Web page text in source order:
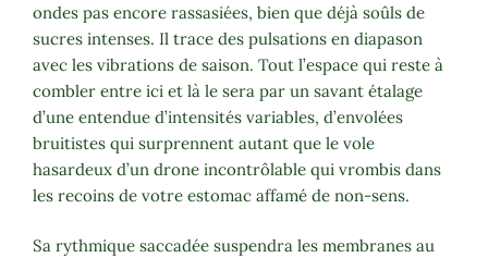
ondes pas encore rassasiées, bien que déjà soûls de
sucres intenses. Il trace des pulsations en diapason
avec les vibrations de saison. Tout l’espace qui reste à
combler entre ici et là le sera par un savant étalage
d’une entendue d’intensités variables, d’envolées
bruitistes qui surprennent autant que le vole
hasardeux d’un drone incontrôlable qui vrombis dans
les recoins de votre estomac affamé de non-sens.
Sa rythmique saccadée suspendra les membranes au